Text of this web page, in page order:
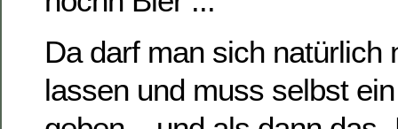
Da darf man sich natürlich
lassen und muss selbst